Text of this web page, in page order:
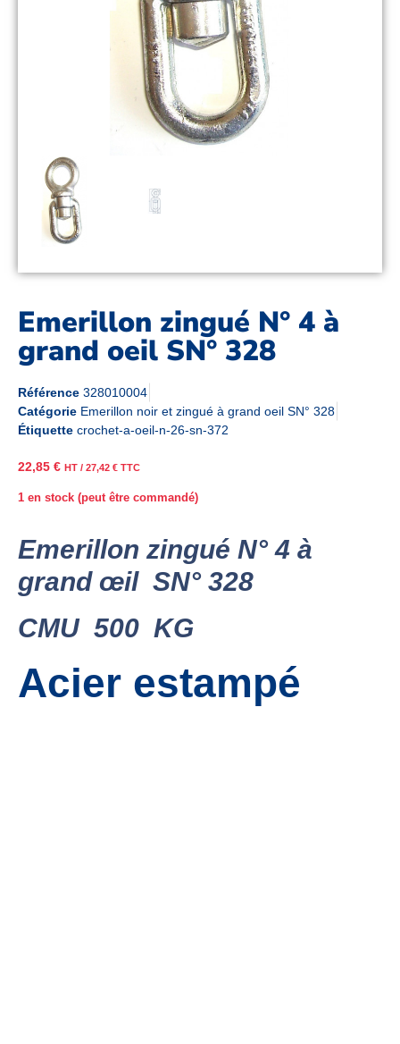
Emerillon zingué N° 4 à
grand oeil SN° 328
Référence 328010004
Catégorie Emerillon noir et zingué à grand oeil SN° 328
Étiquette crochet-a-oeil-n-26-sn-372
22,85 € HT / 27,42 € TTC
1 en stock (peut être commandé)
Emerillon zingué N° 4 à
grand œil SN° 328
CMU 500 KG
Acier estampé